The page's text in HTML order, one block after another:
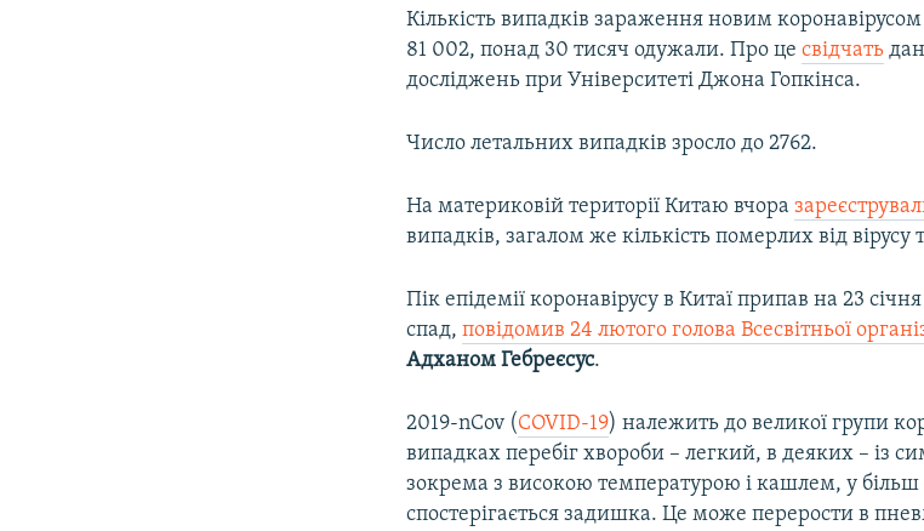
Кількість випадків зараження новим
81 002, понад 30 тисяч одужали. Про цесвідчать
досліджень при Університеті Джона Гопкінса.
Число летальних випадків зросло до 2762.
На материковій території Китаю вчора
випадків, загалом же кількість померлих від вірусу
Пік епідемії коронавірусу в Китаї припав на 23
спад,повідомив 24 лютого голова Всесвітньої
Адханом Гебреєсус.
2019-nCov (COVID-19) належить до великої групи
випадках перебіг хвороби – легкий, в деяких – із
зокрема з високою температурою і кашлем, у
спостерігається задишка. Це може перерости в